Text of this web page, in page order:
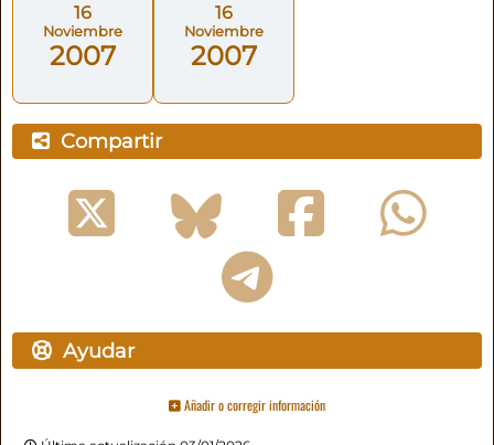
16
Noviembre
2007
16
Noviembre
2007
Compartir
Ayudar
Añadir o corregir información